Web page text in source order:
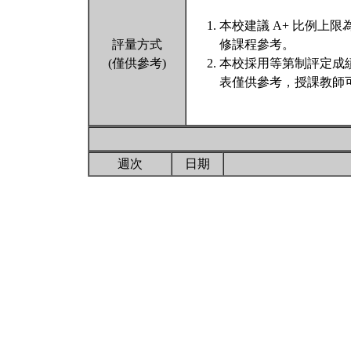
評量方式
(僅供參考)
本校建議 A+ 比例上限
修課程參考。
本校採用等第制評定成
表僅供參考，授課教師
週次 日期